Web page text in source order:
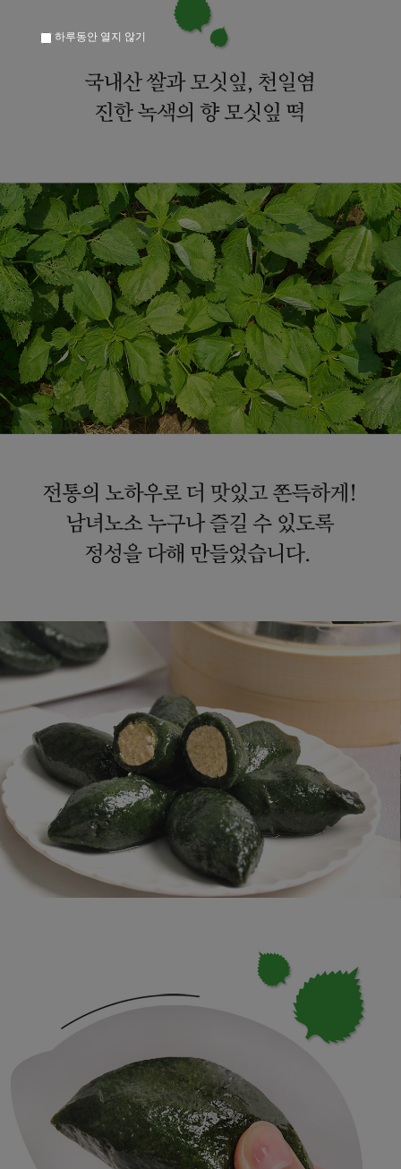
하루동안 열지 않기